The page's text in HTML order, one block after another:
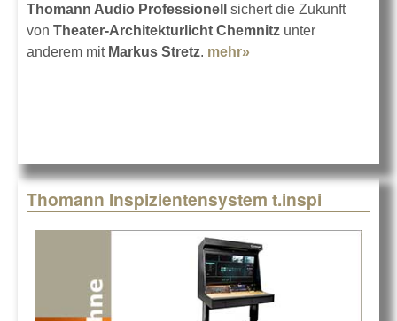
Thomann Audio Professionell
sichert die Zukunft
von Theater-Architekturlicht Chemnitz unter
anderem mit Markus Stretz. mehr»
Thomann Inspizientensystem t.inspi